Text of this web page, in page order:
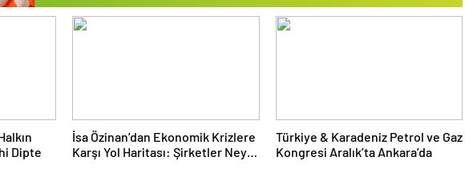
Dipte
İsa Özinan’dan Ekonomik Krizlere
Karşı Yol Haritası: Şirketler Neyi
Türkiye & Karadeniz Petrol ve Gaz
Kongresi Aralık’ta Ankara’da